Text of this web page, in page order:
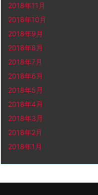
2018年11月
2018年10月
2018年9月
2018年8月
2018年7月
2018年6月
2018年5月
2018年4月
2018年3月
2018年2月
2018年1月